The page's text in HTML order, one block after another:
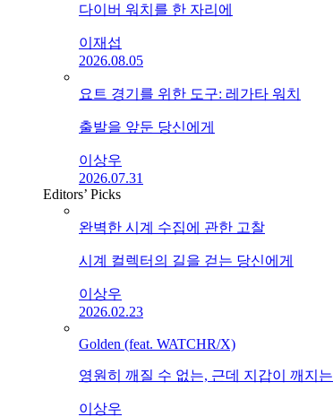
다이버 워치를 한 자리에
이재섭
2026.08.05
요트 경기를 위한 도구: 레가타 워치
출발을 앞둔 당신에게
이상우
2026.07.31
Editors’ Picks
완벽한 시계 수집에 관한 고찰
시계 컬렉터의 길을 걷는 당신에게
이상우
2026.02.23
Golden (feat. WATCHR/X)
영원히 깨질 수 없는, 근데 지갑이 깨지는
이상우